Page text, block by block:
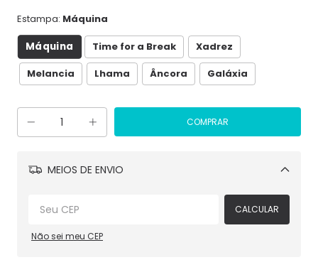
Estampa: Máquina
Máquina Time for a Break
Xadrez
Melancia
Lhama Âncora Galáxia
MEIOS DE ENVIO
Alterar CEP
CALCULAR
Não sei meu CEP